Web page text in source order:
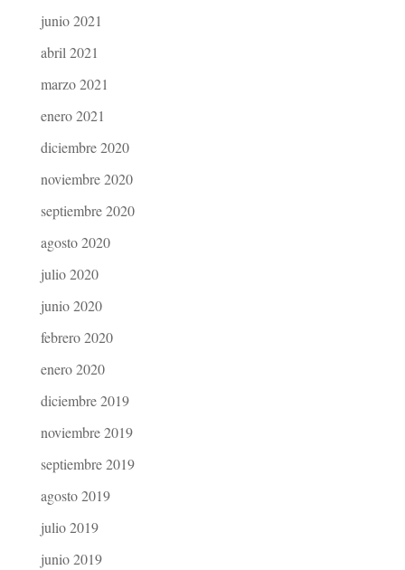
junio 2021
abril 2021
marzo 2021
enero 2021
diciembre 2020
noviembre 2020
septiembre 2020
agosto 2020
julio 2020
junio 2020
febrero 2020
enero 2020
diciembre 2019
noviembre 2019
septiembre 2019
agosto 2019
julio 2019
junio 2019